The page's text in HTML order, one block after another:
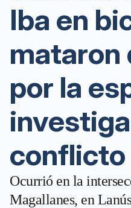
Iba en
mataron
por la
Ocurrió en la
Magallanes, en